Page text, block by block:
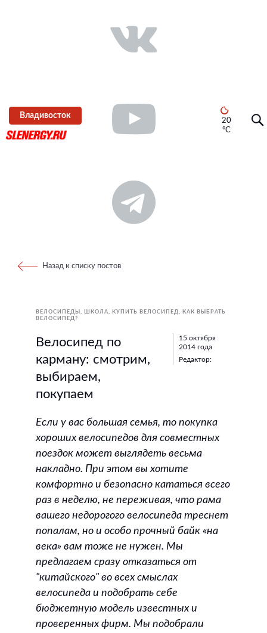
Владивосток
20
°C
Назад к списку постов
ВЕЛОСИПЕДЫ ШКОЛА КУПИТЬ ВЕЛОСИПЕД
КАК ВЫБРАТЬ
ВЕЛОСИПЕД?
Велосипед по
карману: смотрим,
выбираем,
покупаем
15 октября
2014 года
Редактор:
Если у вас большая семья, то покупка
хороших велосипедов для совместных
поездок может выглядеть весьма
накладно. При этом вы хотите
комфортно и безопасно кататься всего
раз в неделю, не переживая, что рама
вашего недорогого велосипеда треснет
попалам, но и особо прочный байк «на
века» вам тоже не нужен. Мы
предлагаем сразу отказаться от
"китайского" во всех смыслах
велосипеда и подобрать себе
бюджетную модель известных и
проверенных фирм. Мы подобрали